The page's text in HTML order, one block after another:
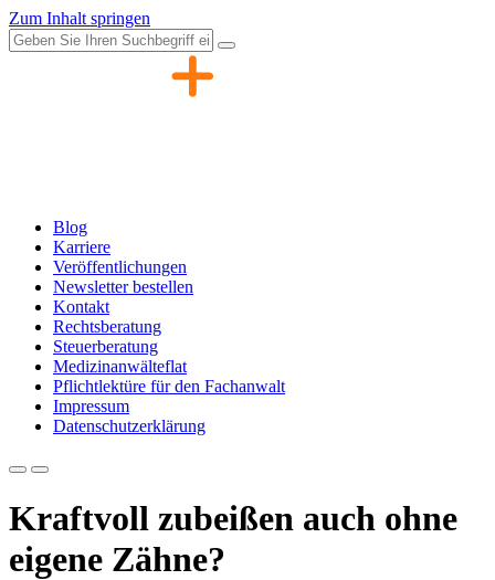
Zum Inhalt springen
Blog
Karriere
Veröffentlichungen
Newsletter bestellen
Kontakt
Rechtsberatung
Steuerberatung
Medizinanwälteflat
Pflichtlektüre für den Fachanwalt
Impressum
Datenschutzerklärung
Kraftvoll zubeißen auch ohne
eigene Zähne?